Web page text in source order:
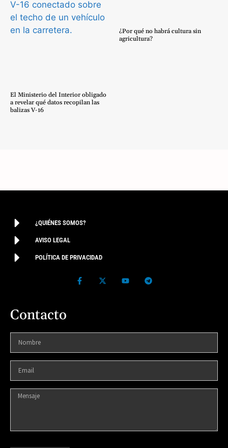
El Ministerio del Interior obligado
a revelar qué datos recopilan las
balizas V-16
¿Por qué no habrá cultura sin
agricultura?
¿QUIÉNES SOMOS?
AVISO LEGAL
POLÍTICA DE PRIVACIDAD
Contacto